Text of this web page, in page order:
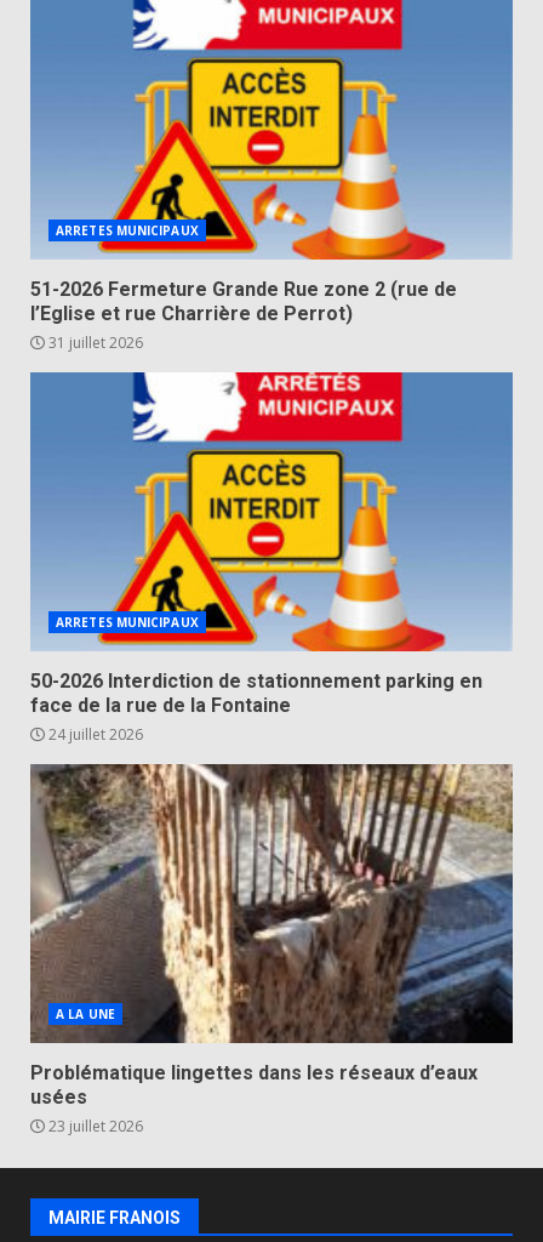
ARRETES MUNICIPAUX
51-2026 Fermeture Grande Rue zone 2 (rue de
l’Eglise et rue Charrière de Perrot)
31 juillet 2026
ARRETES MUNICIPAUX
50-2026 Interdiction de stationnement parking en
face de la rue de la Fontaine
24 juillet 2026
A LA UNE
Problématique lingettes dans les réseaux d’eaux
usées
23 juillet 2026
MAIRIE FRANOIS